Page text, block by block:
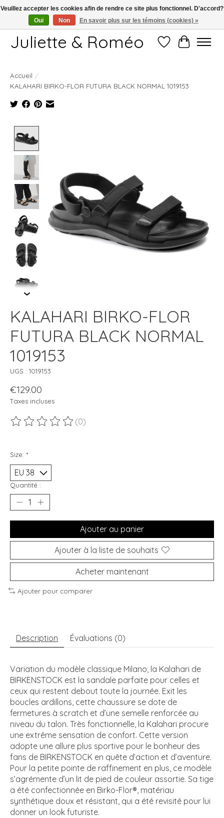
Free shipping starting at 249€
Juliette & Roméo Liste dePanier
Accueil /
KALAHARI BIRKO-FLOR FUTURA BLACK NORMAL 1019153
KALAHARI BIRKO-FLOR
FUTURA BLACK NORMAL
1019153
UGS : 1019153
€129.00
Taxes incluses
Ce produit est évalué à
(0)
Size: *
Quantité :
Ajouter au panier
Ajouter à la liste de souhaits
Acheter maintenant
Ajouter pour comparer
Description Évaluations (0)
Variation du modèle classique Milano, la Kalahari de
BIRKENSTOCK est la sandale parfaite pour celles et
ceux qui restent debout toute la journée. Exit les
boucles ardillons, cette chaussure se dote de
fermetures à scratch et d’une semelle renforcée au
niveau du talon. Très fonctionnelle, la Kalahari procure
une extrême sensation de confort. Cette version
adopte une allure plus sportive pour le bonheur des
fans de BIRKENSTOCK en quête d’action et d’aventure.
Pour la petite pointe de raffinement en plus, ce modèle
s’agrémente d’un lit de pied de couleur assortie. Sa tige
a été confectionnée en Birko-Flor®, matériau
synthétique doux et résistant, qui a été revisité pour lui
donner un look futuriste.
Veuillez accepter les cookies afin de rendre ce site plus fonctionnel. D'accord?
Oui
Non En savoir plus sur les témoins (cookies) »